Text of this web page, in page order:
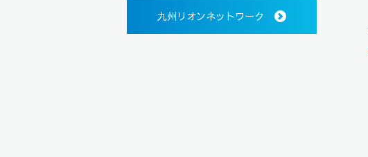
九州リオンネットワーク